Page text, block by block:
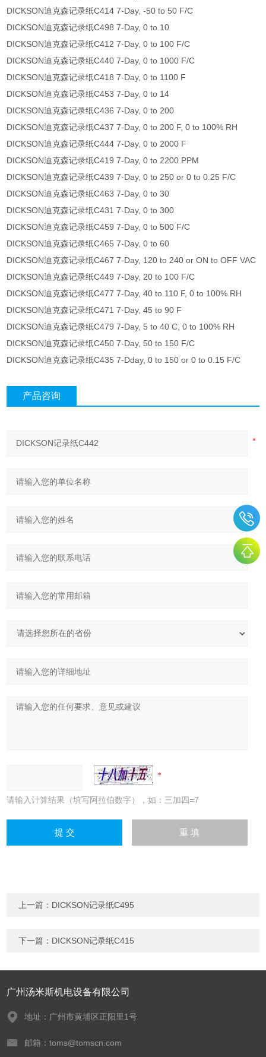
DICKSON迪克森记录纸C414 7-Day, -50 to 50 F/C
DICKSON迪克森记录纸C498 7-Day, 0 to 10
DICKSON迪克森记录纸C412 7-Day, 0 to 100 F/C
DICKSON迪克森记录纸C440 7-Day, 0 to 1000 F/C
DICKSON迪克森记录纸C418 7-Day, 0 to 1100 F
DICKSON迪克森记录纸C453 7-Day, 0 to 14
DICKSON迪克森记录纸C436 7-Day, 0 to 200
DICKSON迪克森记录纸C437 7-Day, 0 to 200 F, 0 to 100% RH
DICKSON迪克森记录纸C444 7-Day, 0 to 2000 F
DICKSON迪克森记录纸C419 7-Day, 0 to 2200 PPM
DICKSON迪克森记录纸C439 7-Day, 0 to 250 or 0 to 0.25 F/C
DICKSON迪克森记录纸C463 7-Day, 0 to 30
DICKSON迪克森记录纸C431 7-Day, 0 to 300
DICKSON迪克森记录纸C459 7-Day, 0 to 500 F/C
DICKSON迪克森记录纸C465 7-Day, 0 to 60
DICKSON迪克森记录纸C467 7-Day, 120 to 240 or ON to OFF VAC
DICKSON迪克森记录纸C449 7-Day, 20 to 100 F/C
DICKSON迪克森记录纸C477 7-Day, 40 to 110 F, 0 to 100% RH
DICKSON迪克森记录纸C471 7-Day, 45 to 90 F
DICKSON迪克森记录纸C479 7-Day, 5 to 40 C, 0 to 100% RH
DICKSON迪克森记录纸C450 7-Day, 50 to 150 F/C
DICKSON迪克森记录纸C435 7-Dday, 0 to 150 or 0 to 0.15 F/C
产品咨询
请输入计算结果（填写阿拉伯数字），如：三加四=7
上一篇： DICKSON记录纸C495
下一篇： DICKSON记录纸C415
广州汤米斯机电设备有限公司
地址：广州市黄埔区正阳里1号
邮箱：toms@tomscn.com